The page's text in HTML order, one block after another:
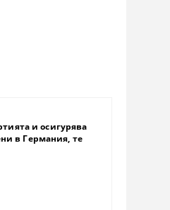
и осигурява
в Германия, те